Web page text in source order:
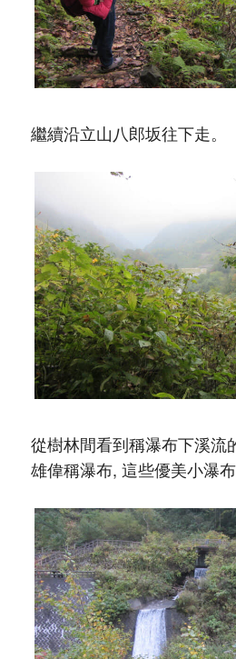
繼續沿立山八郎坂往下走。
從樹林間看到稱瀑布下溪流
雄偉稱瀑布, 這些優美小瀑